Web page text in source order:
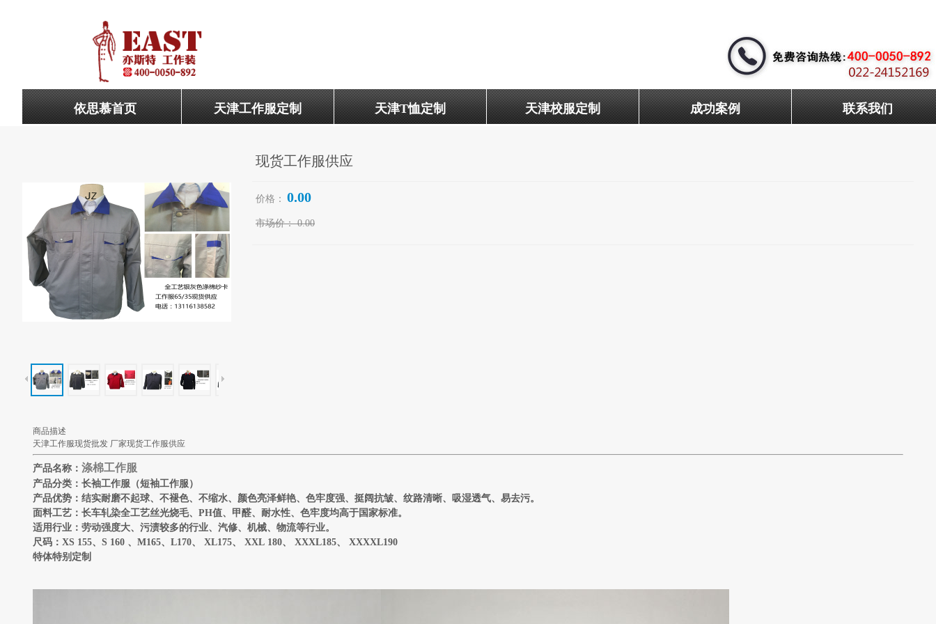
依思慕首页 天津工作服定制 天津T恤定制 天津校服定制 成功案例 联系我们
现货工作服供应
价格： 0.00
市场价： 0.00
商品描述
天津工作服现货批发 厂家现货工作服供应
产品名称： 涤棉工作服
产品分类：长袖工作服（短袖工作服）
产品优势：结实耐磨不起球、不褪色、不缩水、颜色亮泽鲜艳、色牢度强、挺阔抗皱、纹路清晰、吸湿透气、易去污。
面料工艺：长车轧染全工艺丝光烧毛、 PH值、甲醛、耐水性、色牢度均高于国家标准。
适用行业：劳动强度大、污渍较多的行业、汽修、机械、物流等行业。
尺码： XS 155、 S 160 、 M165、 L170、 XL175、 XXL 180、 XXXL185、 XXXXL190
特体特别定制